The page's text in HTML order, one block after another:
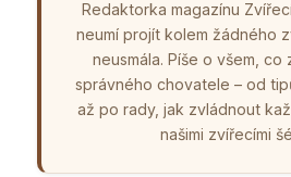
Redaktorka magazínu
neumí projít kolem žádného
neusmála. Píše o všem, co
správného chovatele – od
až po rady, jak zvládnout
našimi zvířecími